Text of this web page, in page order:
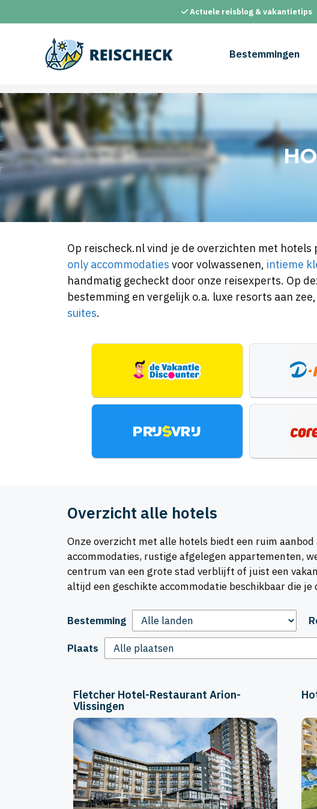
naar
Actuele reisblog & vakantietips
Bestemmingen
Op reischeck.nl vind je de overzichten met
only accommodaties voor volwassenen, intieme
handmatig gecheckt door onze reisexperts. Op
bestemming en vergelijk o.a. luxe resorts aan
suites.
Overzicht alle hotels
Onze overzicht met alle hotels biedt een ruim
accommodaties, rustige afgelegen appartementen,
centrum van een grote stad verblijft of juist een
altijd een geschikte accommodatie beschikbaar die
Bestemming
Plaats
Fletcher Hotel-Restaurant Arion-
Vlissingen